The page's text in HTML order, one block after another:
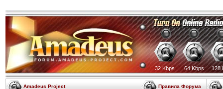
32 Kbps 64 Kbps 128
Amadeus Project Правила Форума